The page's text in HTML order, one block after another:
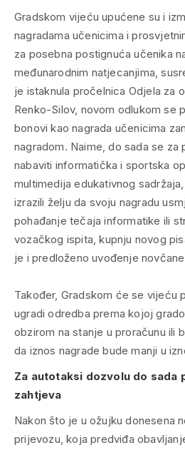
Gradskom vijeću upućene su i
nagradama učenicima i
za posebna postignuća učenika
međunarodnim natjecanjima,
je istaknula pročelnica Odjela za
Renko-Silov, novom odlukom se
bonovi kao nagrada učenicima
nagradom. Naime, do sada se za
nabaviti informatička i sportska
multimedija edukativnog
izrazili želju da svoju nagradu
pohađanje tečaja informatike ili
vozačkog ispita, kupnju novog
je i predloženo uvođenje
Također, Gradskom će se vijeću
ugradi odredba prema kojoj
obzirom na stanje u proračunu ili
da iznos nagrade bude manji u
Za autotaksi dozvolu do sada
zahtjeva
Nakon što je u ožujku donesena
prijevozu, koja predviđa